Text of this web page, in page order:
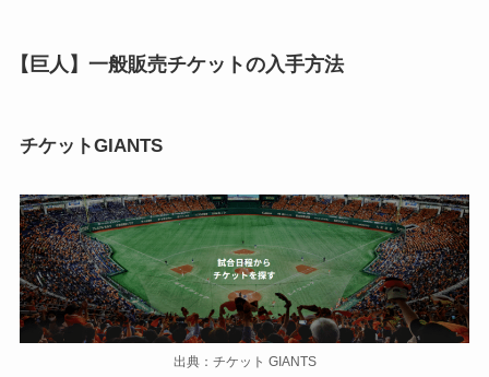
【巨人】一般販売チケットの入手方法
チケットGIANTS
出典：チケット GIANTS